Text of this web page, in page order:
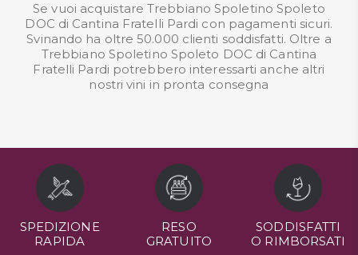
Se vuoi acquistare Trebbiano Spoletino Spoleto
DOC di Cantina Fratelli Pardi con pagamenti sicuri.
Svinando ha oltre 50.000 clienti soddisfatti. Oltre a
Trebbiano Spoletino Spoleto DOC di Cantina
Fratelli Pardi potrebbero interessarti anche altri
nostrivini in pronta consegna
SPEDIZIONE
RAPIDA
RESO
GRATUITO
SODDISFATTI
O RIMBORSATI